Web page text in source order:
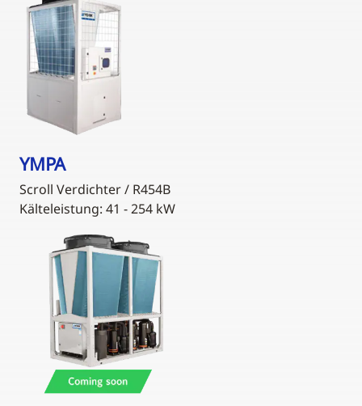
YMPA
Scroll Verdichter / R454B
Kälteleistung: 41 - 254 kW